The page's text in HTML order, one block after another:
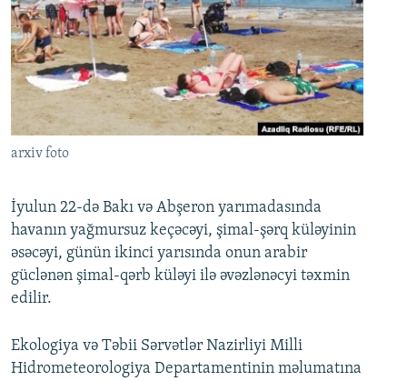
VIDEO
FOTOQALEREYA
İNFOQRAFIKA
KARIKATURA
RADIO ARXIV
OXU ZALI
AZƏRBAYCAN ƏDƏBIYYATI KITABXANASI
İSLAM VƏ DEMOKRATIYA
HAQQIMIZDA
MISSIYAMIZ
PEŞƏ ETIKASI VƏ JURNALISTIKA STANDARTLARIMIZ
BIZIMLƏ ƏLAQƏ
XƏBƏR BÜLLETENLƏRIMIZ
BIZI IZLƏ
arxiv foto
İyulun 22-də Bakı və Abşeron yarımadasında
havanın yağmursuz keçəcəyi, şimal-şərq küləyinin
əsəcəyi, günün ikinci yarısında onun arabir
güclənən şimal-qərb küləyi ilə əvəzlənəcyi təxmin
edilir.
Ekologiya və Təbii Sərvətlər Nazirliyi Milli
Hidrometeorologiya Departamentinin məlumatına